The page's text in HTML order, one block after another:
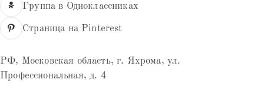
Группа в Одноклассниках
Страница на Pinterest
РФ, Московская область, г. Яхрома, ул.
Профессиональная, д. 4